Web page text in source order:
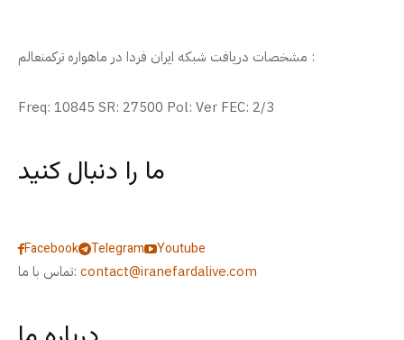
مشخصات دریافت شبکه ایران فردا در ماهواره ترکمنعالم :
Freq: 10845 SR: 27500 Pol: Ver FEC: 2/3
ما را دنبال کنید
Facebook Telegram
Youtube
تماس با ما: contact@iranefardalive.com